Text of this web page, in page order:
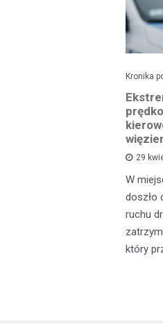
Kronika
29
W
doszło
ruchu
który